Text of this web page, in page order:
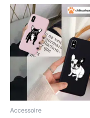
Accessoire